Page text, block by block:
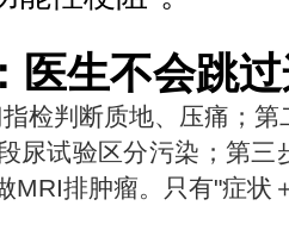
医生不会跳
检判断质地、压痛；
尿试验区分污染；第三
MRI排肿瘤。只有"症状